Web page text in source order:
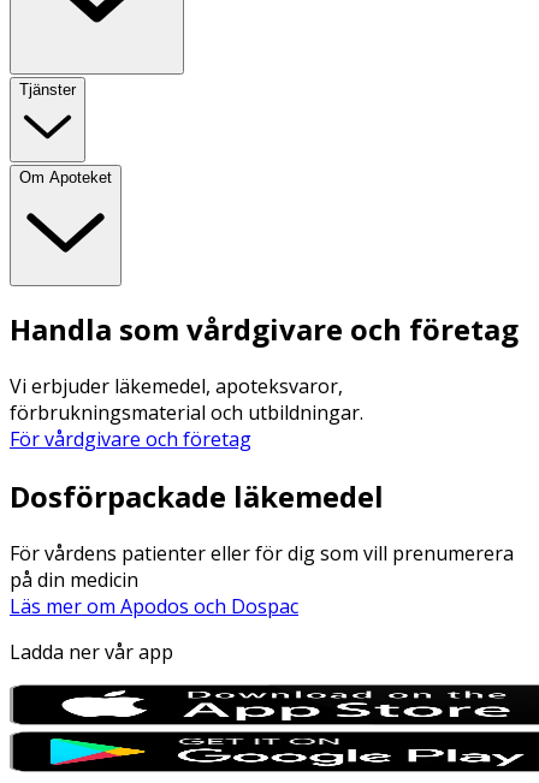
Tjänster
Om Apoteket
Handla som vårdgivare och företag
Vi erbjuder läkemedel, apoteksvaror,
förbrukningsmaterial och utbildningar.
För vårdgivare och företag
Dosförpackade läkemedel
För vårdens patienter eller för dig som vill prenumerera
på din medicin
Läs mer om Apodos och Dospac
Ladda ner vår app